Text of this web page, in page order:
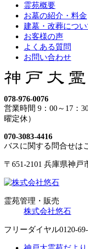
霊苑概要
お墓の紹介・料金
建墓・改葬につい
お客様の声
よくある質問
お問い合わせ
078-976-0076
営業時間 9：00～17：
曜定休）
070-3083-4416
バスに関する問合せは
〒651-2101 兵庫県神
霊苑管理・販売
株式会社悠石
フリーダイヤル0120-